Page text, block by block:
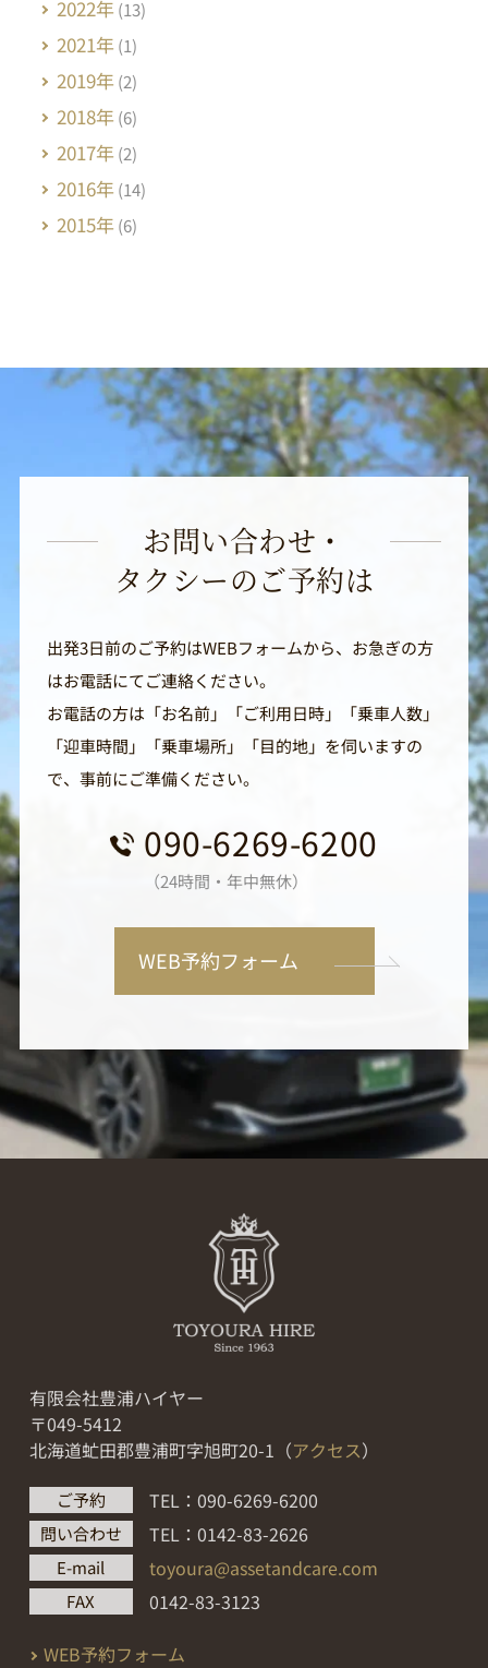
2022年(13)
2021年(1)
2019年(2)
2018年(6)
2017年(2)
2016年(14)
2015年(6)
お問い合わせ・
タクシーのご予約は
出発3日前のご予約はWEBフォームから、お急ぎの方
はお電話にてご連絡ください。
お電話の方は「お名前」「ご利用日時」「乗車人数」
「迎車時間」「乗車場所」「目的地」を伺いますの
で、事前にご準備ください。
090-6269-6200
（24時間・年中無休）
WEB予約フォーム
有限会社豊浦ハイヤー
〒049-5412
北海道虻田郡豊浦町字旭町20-1（アクセス）
ご予約 TEL：090-6269-6200
問い合わせ TEL：0142-83-2626
E-mail toyoura@assetandcare.com
FAX
0142-83-3123
WEB予約フォーム